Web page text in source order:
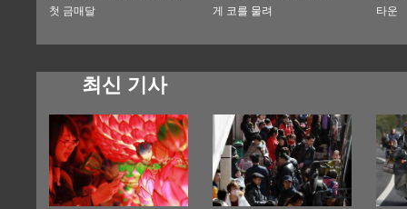
첫 금매달
게 코를 물려
타운
최신 기사